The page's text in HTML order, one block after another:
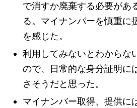
で消すか廃棄する必要があ
る。マイナンバーを慎重に
を感じた。
利用してみないとわからな
ので、日常的な身分証明に
さそうだと思った。
マイナンバー取得、提供に